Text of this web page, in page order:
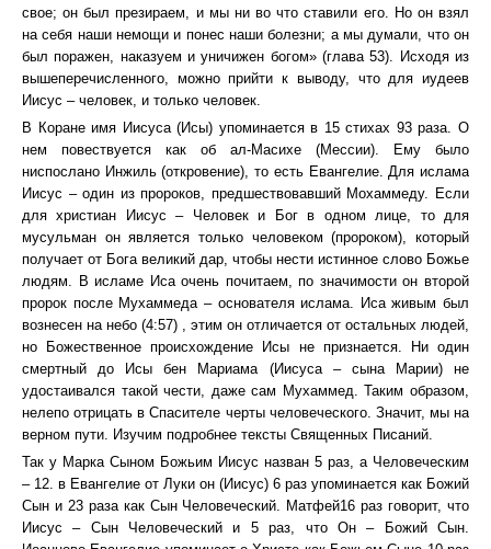
свое; он был презираем, и мы ни во что ставили его. Но он взял
на себя наши немощи и понес наши болезни; а мы думали, что он
был поражен, наказуем и уничижен богом» (глава 53). Исходя из
вышеперечисленного, можно прийти к выводу, что для иудеев
Иисус – человек, и только человек.
В Коране имя Иисуса (Исы) упоминается в 15 стихах 93 раза. О
нем повествуется как об ал-Масихе (Мессии). Ему было
ниспослано Инжиль (откровение), то есть Евангелие. Для ислама
Иисус – один из пророков, предшествовавший Мохаммеду. Если
для христиан Иисус – Человек и Бог в одном лице, то для
мусульман он является только человеком (пророком), который
получает от Бога великий дар, чтобы нести истинное слово Божье
людям. В исламе Иса очень почитаем, по значимости он второй
пророк после Мухаммеда – основателя ислама. Иса живым был
вознесен на небо (4:57) , этим он отличается от остальных людей,
но Божественное происхождение Исы не признается. Ни один
смертный до Исы бен Мариама (Иисуса – сына Марии) не
удостаивался такой чести, даже сам Мухаммед. Таким образом,
нелепо отрицать в Спасителе черты человеческого. Значит, мы на
верном пути. Изучим подробнее тексты Священных Писаний.
Так у Марка Сыном Божьим Иисус назван 5 раз, а Человеческим
– 12. в Евангелие от Луки он (Иисус) 6 раз упоминается как Божий
Сын и 23 раза как Сын Человеческий. Матфей16 раз говорит, что
Иисус – Сын Человеческий и 5 раз, что Он – Божий Сын.